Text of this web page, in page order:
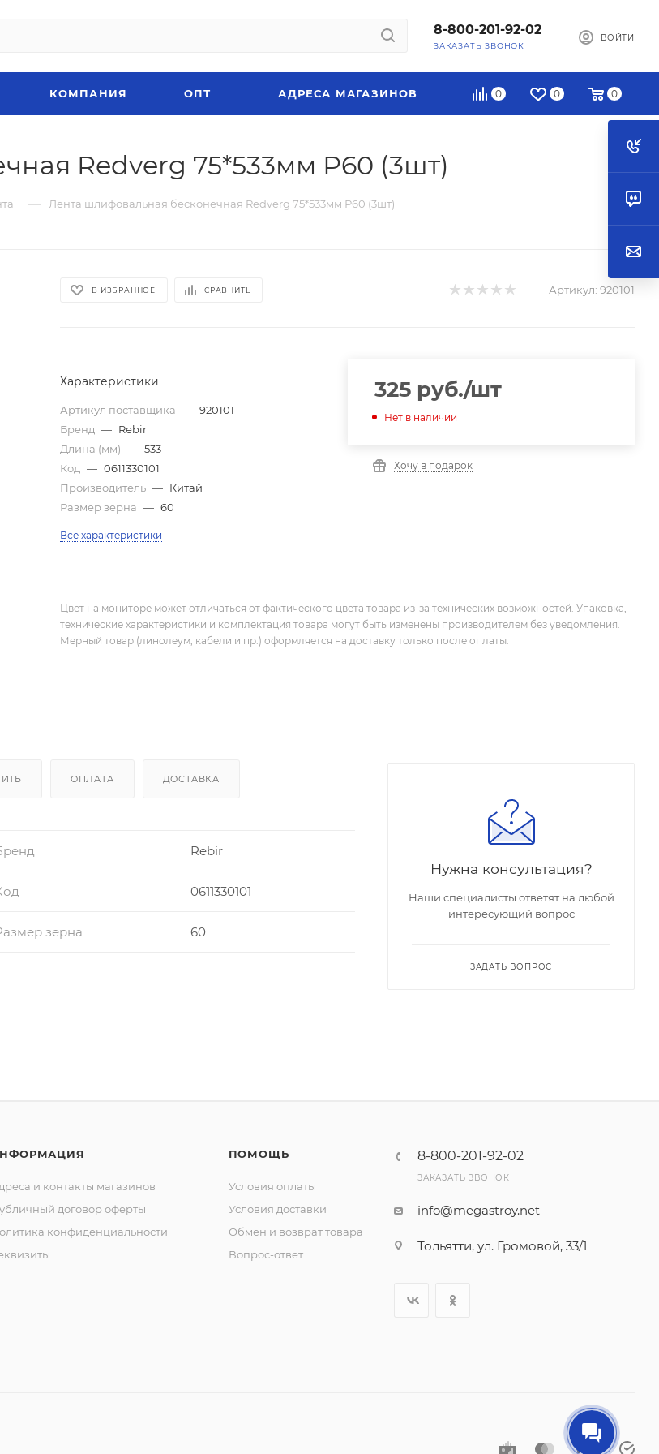
8-800-201-92-02
ЗАКАЗАТЬ ЗВОНОК
ВОЙТИ
0 0 0
КОМПАНИЯ ОПТ АДРЕСА МАГАЗИНОВ
Redverg 75*533мм Р60 (3шт)
— Лента шлифовальная бесконечная Redverg 75*533мм Р60 (3шт)
В ИЗБРАННОЕ СРАВНИТЬ Артикул: 920101
Характеристики
Артикул поставщика — 920101
Бренд — Rebir
Длина (мм) — 533
Код — 0611330101
Производитель — Китай
Размер зерна — 60
Все характеристики
325руб./шт
Нет в наличии
Хочу в подарок
Цвет на мониторе может отличаться от фактического цвета товара из-за технических возможностей. Упаковка,
технические характеристики и комплектация товара могут быть изменены производителем без уведомления.
Мерный товар (линолеум, кабели и пр.) оформляется на доставку только после оплаты.
ОПЛАТА ДОСТАВКА
Rebir
0611330101
зерна 60
Нужна консультация?
Наши специалисты ответят на любой
интересующий вопрос
ЗАДАТЬ ВОПРОС
и контакты магазинов
договор оферты
конфиденциальности
ПОМОЩЬ
Условия оплаты
Условия доставки
Обмен и возврат товара
Вопрос-ответ
8-800-201-92-02
ЗАКАЗАТЬ ЗВОНОК
info@megastroy.net
Тольятти, ул. Громовой, 33/1